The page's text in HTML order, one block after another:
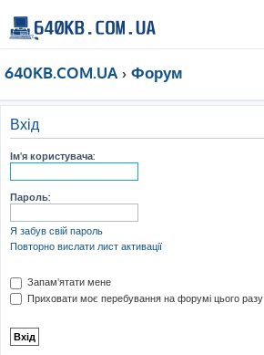
640KB.COM.UA Форум
Вхід
Ім'я користувача:
Пароль:
Я забув свій пароль
Повторно вислати лист активації
Запам'ятати мене
Приховати моє перебування на форумі цього разу